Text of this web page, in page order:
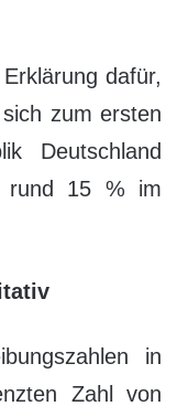
dafür,
zum ersten
Deutschland
rund 15 % im
in
Zahl von